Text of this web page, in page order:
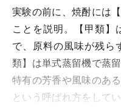
実験の前に、焼酎には
ことを説明。【甲類】
で、原料の風味が残ら
類】は単式蒸留機で蒸
特有の芳香や風味のあ
という呼ばれ方をして